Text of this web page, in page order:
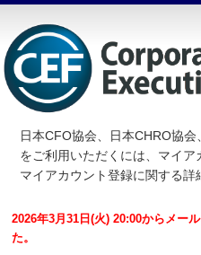
日本CFO協会、日本CHRO協
をご利用いただくには、マイア
マイアカウント登録に関する詳
2026年3月31日(火) 20:00からメー
た。